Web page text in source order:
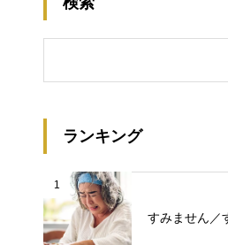
ランキング
1
すみません／